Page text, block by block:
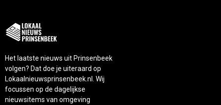
Het laatste nieuws uit Prinsenbeek
volgen? Dat doe je uiteraard op
Lokaalnieuwsprinsenbeek.nl. Wij
focussen op de dagelijkse
nieuwsitems van omgeving